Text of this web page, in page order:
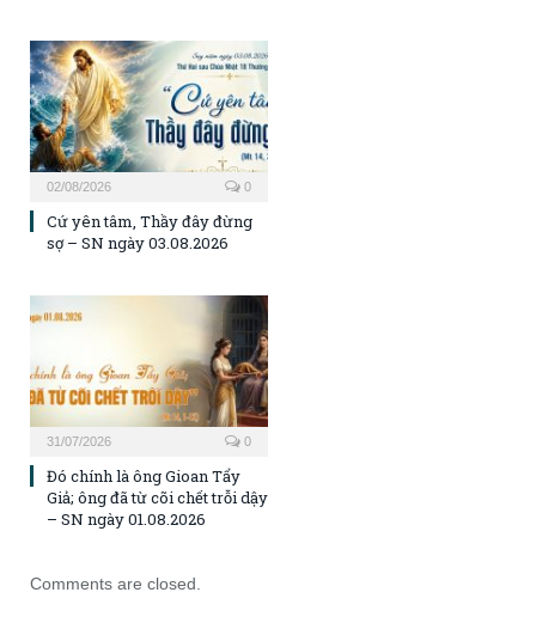
02/08/2026 0
Cứ yên tâm, Thầy đây đừng
sợ – SN ngày 03.08.2026
31/07/2026 0
Đó chính là ông Gioan Tẩy
Giả; ông đã từ cõi chết trỗi dậy
– SN ngày 01.08.2026
Comments are closed.